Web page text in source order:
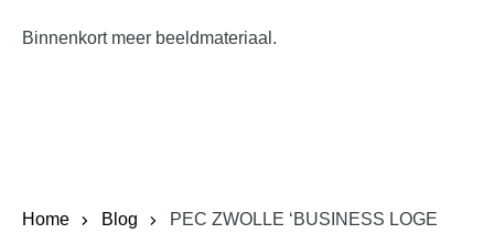
Binnenkort meer beeldmateriaal.
Home Blog
PEC ZWOLLE ‘BUSINESS LOGE